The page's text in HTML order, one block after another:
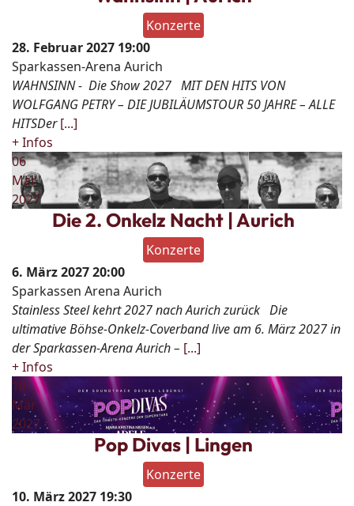
Konzerte
28. Februar 2027 19:00
Sparkassen-Arena Aurich
WAHNSINN - Die Show 2027 MIT DEN HITS VON
WOLFGANG PETRY – DIE JUBILÄUMSTOUR 50 JAHRE – ALLE
HITSDer [...]
+ Infos
06
Mär
2027
Die 2. Onkelz Nacht | Aurich
Konzerte
6. März 202720:00
Sparkassen Arena Aurich
Stainless Steel kehrt 2027 nach Aurich zurück Die
ultimative Böhse-Onkelz-Coverband live am 6. März 2027 in
der Sparkassen-Arena Aurich – [...]
+ Infos
10
Mär
2027
Pop Divas | Lingen
Konzerte
10. März 2027 19:30